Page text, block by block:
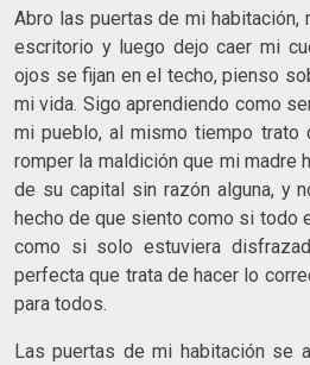
Abro las puertas de mi
escritorio y luego dejo caer mi
ojos se fijan en el techo, pienso
mi vida. Sigo aprendiendo como
mi pueblo, al mismo tiempo trato
romper la maldición que mi madre
de su capital sin razón alguna, y
hecho de que siento como si todo
como si solo estuviera
perfecta que trata de hacer lo
para todos.
Las puertas de mi habitación se